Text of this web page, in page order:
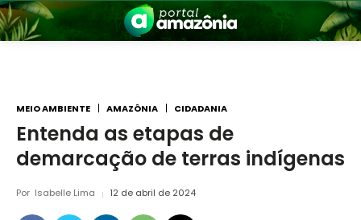
MEIO AMBIENTE AMAZÔNIA CIDADANIA
Entenda as etapas de
demarcação de terras indígenas
Por Isabelle Lima 12 de abril de 2024